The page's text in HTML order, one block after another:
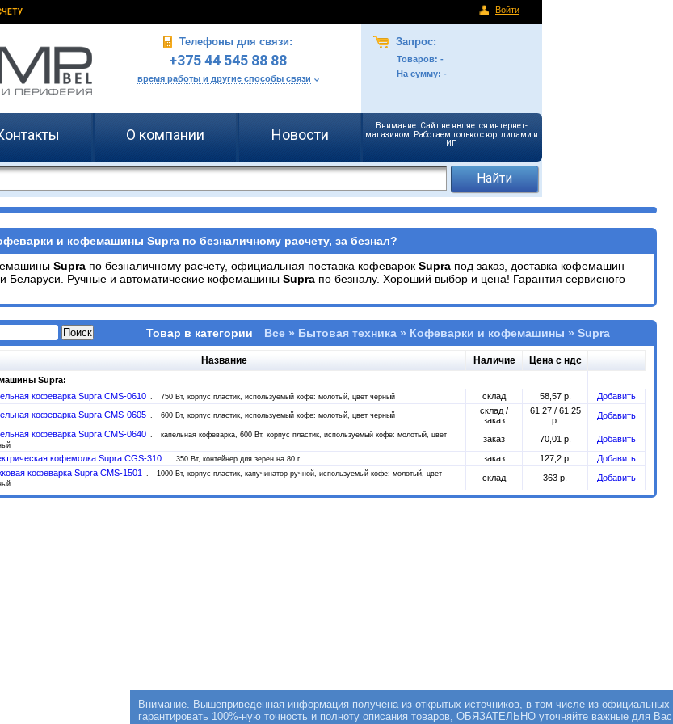
Войти
Телефоны для связи:
+375 44 545 88 88
время работы и другие способы связи
Запрос:
Товаров: -
На сумму: -
О компании Новости
Внимание. Сайт не является интернет-
магазином. Работаем только с юр. лицами и
ИП
и кофемашины Supra по безналичному расчету, за безнал?
Supra по безналичному расчету, официальная поставка кофеварок Supra под заказ, доставка кофемашин
Беларуси. Ручные и автоматические кофемашины Supra по безналу. Хороший выбор и цена! Гарантия сервисного
Товар в категории Все » Бытовая техника » Кофеварки и кофемашины » Supra
Название Наличие Цена с ндс
Supra:
кофеварка Supra CMS-0610 750 Вт, корпус пластик, используемый кофе: молотый, цвет черный склад 58,57 р.
Добавить
кофеварка Supra CMS-0605 600 Вт, корпус пластик, используемый кофе: молотый, цвет черный
склад /
заказ
61,27 / 61,25
р.
Добавить
кофеварка Supra CMS-0640
капельная кофеварка, 600 Вт, корпус пластик, используемый кофе: молотый, цвет
заказ 70,01 р.
Добавить
кофемолка Supra CGS-310 350 Вт, контейнер для зерен на 80 г заказ 127,2 р.
Добавить
кофеварка Supra CMS-1501
1000 Вт, корпус пластик, капучинатор ручной, используемый кофе: молотый, цвет
склад 363 р. Добавить
Внимание. Вышеприведенная информация получена из открытых источников, в том числе из
гарантировать 100%-ную точность и полноту описания товаров, ОБЯЗАТЕЛЬНО уточняйте важные для